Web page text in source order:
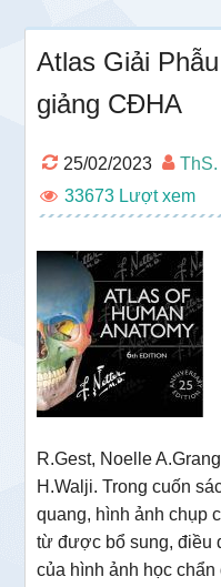
Atlas Giải
giảng CĐHA
25/02/2023
33673
R.Gest, Noelle
H.Walji. Trong cuốn
quang, hình ảnh chụp
từ được bổ sung, điều
của hình ảnh học